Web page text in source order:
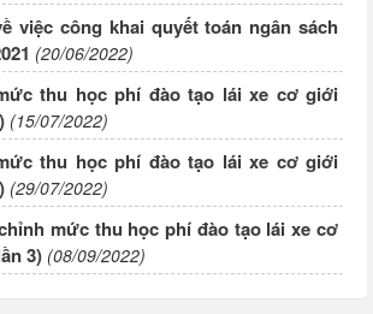
việc công khai quyết toán ngân sách
(20/06/2022)
thu học phí đào tạo lái xe cơ giới
(15/07/2022)
thu học phí đào tạo lái xe cơ giới
(29/07/2022)
mức thu học phí đào tạo lái xe cơ
3) (08/09/2022)